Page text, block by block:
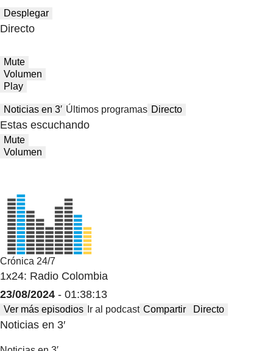
Desplegar
Directo
Mute
Volumen
Play
Noticias en 3′ Últimos programas Directo
Estas escuchando
Mute
Volumen
Crónica 24/7
1x24: Radio Colombia
23/08/2024 - 01:38:13
Ver más episodios Ir al podcast Compartir Directo
Noticias en 3′